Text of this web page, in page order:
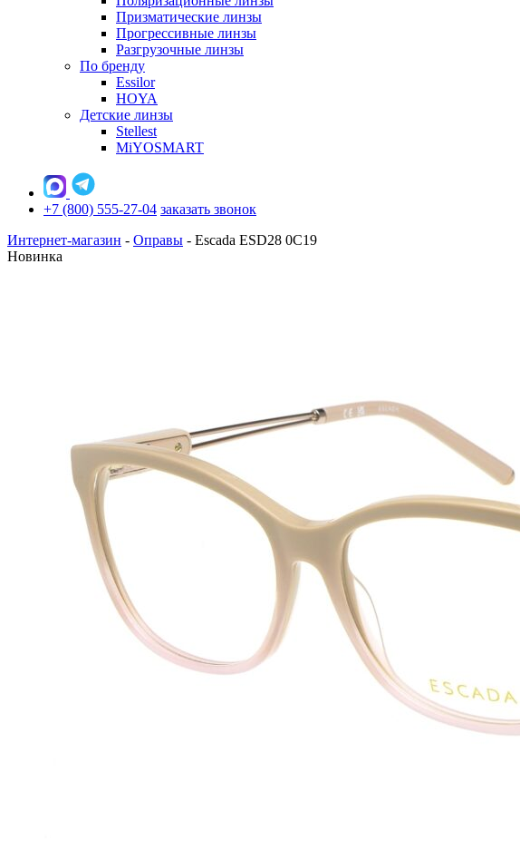
Призматические линзы
Прогрессивные линзы
Разгрузочные линзы
По бренду
Essilor
HOYA
Детские линзы
Stellest
MiYOSMART
+7 (800) 555-27-04 заказать звонок
Интернет-магазин - Оправы - Escada ESD28 0C19
Новинка